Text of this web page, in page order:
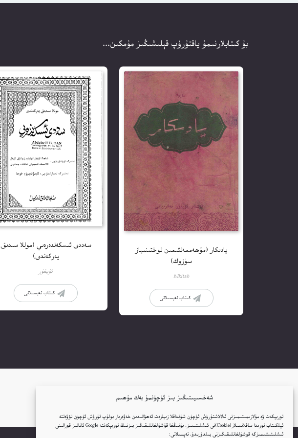
شەخسىيىتىڭىز بىز ئۈچۈنمۇ بەك مۇھىم
توربېكەت ۋە مۇلازىمىتىمىزنى ئەلالاشتۇرۇش ئۈچۈن شۇنداقلا زىيارەت ئەھۋالىدىن خەۋەردار بولۇپ تۇرۇش ئۈچۈن نۆۋەتتە
ئېلكىتاب تورىدا ساقلانمىلار(Cookie)نى ئىشلىتىمىز. بۇنىڭغا قۇشۇلغانلىقىڭىز بىزنىڭ توربېكەتتە Google ئانالىز قورالىنى
ئىشلىتىشىمىزگە قوشۇلغانلىقىڭىزنى بىلدۈرىدۇ. تەپسىلاتى:
بۇ كىتابلارنىمۇ ياقتۇرۇپ قېلىشىڭىز مۇمكىن...
يادىكار (مۇھەممەتئىمىن توختىنىياز
سۈزۈك)
Elkitab
كىتاب تەپسىلاتى
سەددى ئىسكەندەرەىي (موللا سىدىق
يەركەندى)
ئۇيغۇر
كىتاب تەپسىلاتى